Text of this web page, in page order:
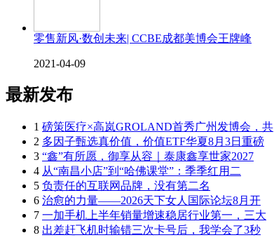
零售新风·数创未来| CCBE成都美博会王牌峰
2021-04-09
最新发布
1 磅策医疗×高岚GROLAND首秀广州发博会，共
2 多因子甄选真价值，价值ETF华夏8月3日重磅
3 “鑫”有所愿，御享从容｜泰康鑫享世家2027
4 从“南昌小店”到“哈佛课堂”：季季红用二
5 负责任的互联网品牌，没有第二名
6 治愈的力量——2026天下女人国际论坛8月开
7 一加手机上半年销量增速稳居行业第一，三大
8 出差赶飞机时输错三次卡号后，我学会了3秒